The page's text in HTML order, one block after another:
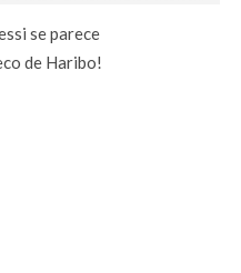
se parece
de Haribo!